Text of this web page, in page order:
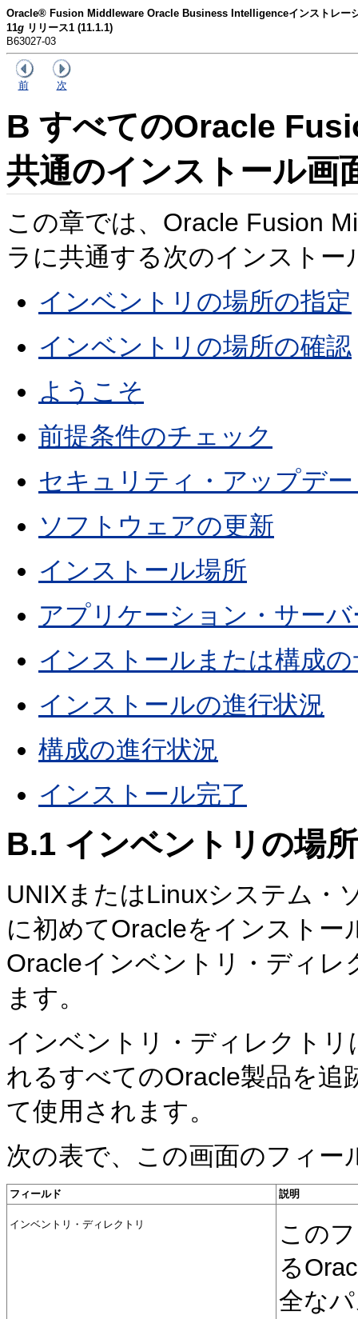
Oracle® Fusion Middleware Oracle Business Intelligenceインストレー
11g リリース1 (11.1.1)
B63027-03
前 次
B すべてのOracle
共通のインストール画
この章では、Oracle Fusion
ラに共通する次のインスト
インベントリの場所の指定
インベントリの場所の確認
ようこそ
前提条件のチェック
セキュリティ・アップデ
ソフトウェアの更新
インストール場所
アプリケーション・サーバ
インストールまたは構成
インストールの進行状況
構成の進行状況
インストール完了
B.1 インベントリの場
UNIXまたはLinuxシステム・
に初めてOracleをインスト
Oracleインベントリ・ディ
ます。
インベントリ・ディレクト
れるすべてのOracle製品を
て使用されます。
次の表で、この画面のフィ
フィールド 説明
インベントリ・ディレクトリ
この
る
全な